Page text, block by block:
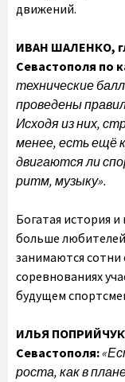
движений.
ИВАН ШАЛЕНКО,
Севастополя по
технические
проведены
Исходя из них,
менее, есть ещё
двигаются ли
ритм, музыку».
Богатая история
больше любителей
занимаются сотни
соревнованиях
будущем
ИЛЬЯ
Севастополя:
роста, как в